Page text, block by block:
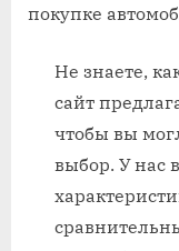
покупке
Не знаете,
сайт
чтобы вы
выбор. У нас